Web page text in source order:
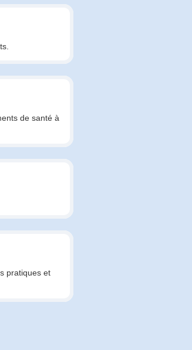
de santé à
pratiques et